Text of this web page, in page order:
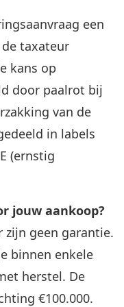
een
taxateur
kans op
door paalrot bij
van de
in labels
(ernstig
jouw aankoop?
zijn geen garantie.
binnen enkele
herstel. De
€100.000.